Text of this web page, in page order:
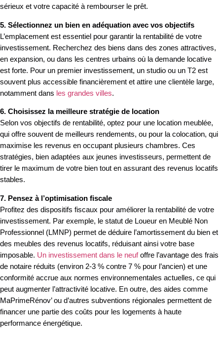
sérieux et votre capacité à rembourser le prêt.
5. Sélectionnez un bien en adéquation avec vos objectifs
L’emplacement est essentiel pour garantir la rentabilité de votre
investissement. Recherchez des biens dans des zones attractives,
en expansion, ou dans les centres urbains où la demande locative
est forte. Pour un premier investissement, un studio ou un T2 est
souvent plus accessible financièrement et attire une clientèle large,
notamment dans les grandes villes.
6. Choisissez la meilleure stratégie de location
Selon vos objectifs de rentabilité, optez pour une location meublée,
qui offre souvent de meilleurs rendements, ou pour la colocation, qui
maximise les revenus en occupant plusieurs chambres. Ces
stratégies, bien adaptées aux jeunes investisseurs, permettent de
tirer le maximum de votre bien tout en assurant des revenus locatifs
stables.
7. Pensez à l’optimisation fiscale
Profitez des dispositifs fiscaux pour améliorer la rentabilité de votre
investissement. Par exemple, le statut de Loueur en Meublé Non
Professionnel (LMNP) permet de déduire l’amortissement du bien et
des meubles des revenus locatifs, réduisant ainsi votre base
imposable. Un investissement dans le neufoffre l’avantage des frais
de notaire réduits (environ 2-3 % contre 7 % pour l’ancien) et une
conformité accrue aux normes environnementales actuelles, ce qui
peut augmenter l’attractivité locative. En outre, des aides comme
MaPrimeRénov’ ou d’autres subventions régionales permettent de
financer une partie des coûts pour les logements à haute
performance énergétique.